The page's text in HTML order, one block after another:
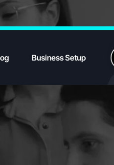
Business Setup